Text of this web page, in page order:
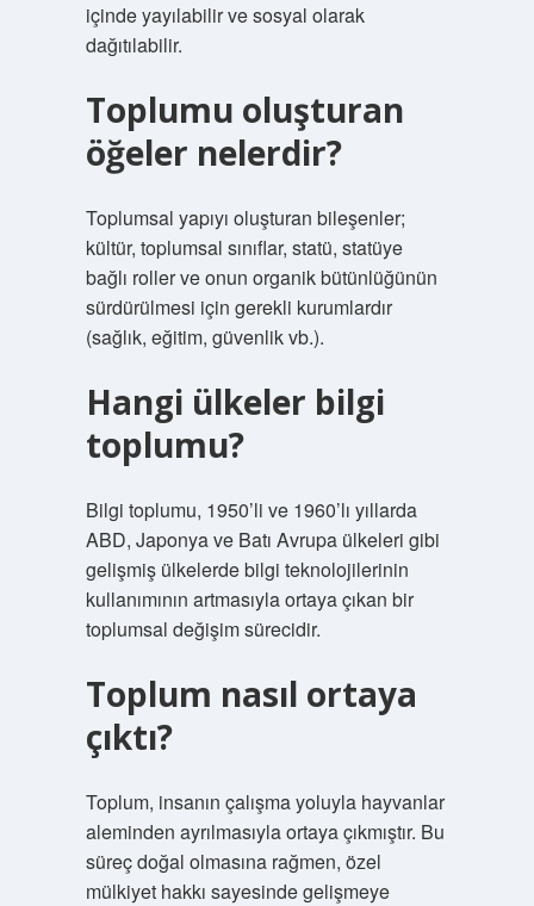
içinde yayılabilir ve sosyal olarak
dağıtılabilir.
Toplumu oluşturan
öğeler nelerdir?
Toplumsal yapıyı oluşturan bileşenler;
kültür, toplumsal sınıflar, statü, statüye
bağlı roller ve onun organik bütünlüğünün
sürdürülmesi için gerekli kurumlardır
(sağlık, eğitim, güvenlik vb.).
Hangi ülkeler bilgi
toplumu?
Bilgi toplumu, 1950’li ve 1960’lı yıllarda
ABD, Japonya ve Batı Avrupa ülkeleri gibi
gelişmiş ülkelerde bilgi teknolojilerinin
kullanımının artmasıyla ortaya çıkan bir
toplumsal değişim sürecidir.
Toplum nasıl ortaya
çıktı?
Toplum, insanın çalışma yoluyla hayvanlar
aleminden ayrılmasıyla ortaya çıkmıştır. Bu
süreç doğal olmasına rağmen, özel
mülkiyet hakkı sayesinde gelişmeye